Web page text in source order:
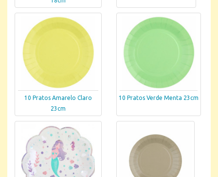
10 Pratos Amarelo Claro
23cm
10 Pratos Verde Menta 23cm